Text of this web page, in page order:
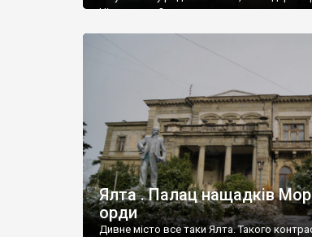
Ніжин греки?
Ялта . Палац нащадків
орди
Дивне місто все таки Ялта. Такого